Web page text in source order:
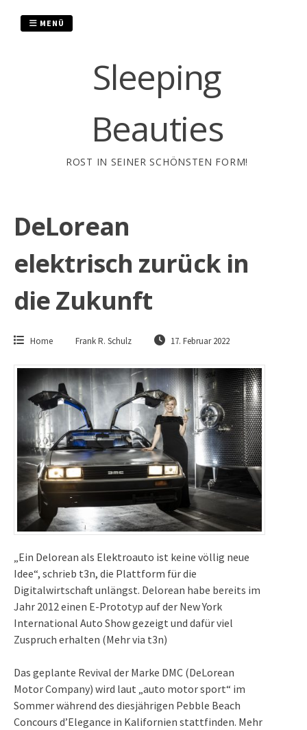
Sleeping
Beauties
ROST IN SEINER SCHÖNSTEN FORM!
MENÜ
DeLorean
elektrisch zurück in
die Zukunft
Home Frank R. Schulz 17. Februar 2022
„Ein Delorean als Elektroauto ist keine völlig neue
Idee“, schrieb t3n, die Plattform für die
Digitalwirtschaft unlängst. Delorean habe bereits im
Jahr 2012 einen E-Prototyp auf der New York
International Auto Showgezeigt und dafür viel
Zuspruch erhalten (Mehr via t3n)
Das geplante Revival der Marke DMC (DeLorean
Motor Company) wird laut „auto motor sport“ im
Sommer während des diesjährigen Pebble Beach
Concours d’Elegance in Kalifornien stattfinden. Mehr